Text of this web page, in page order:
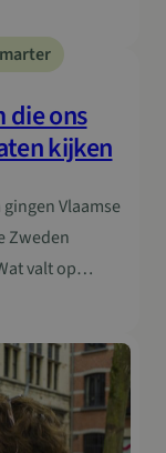
laten
Community
In4Care
stopt bij
die ons
kijken
Vlaamse
Zweden
valt op
kwam